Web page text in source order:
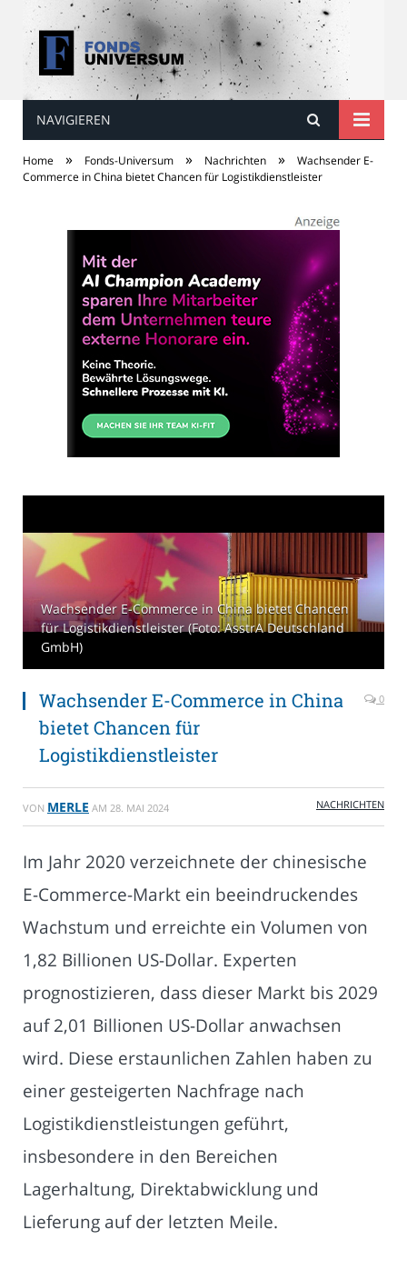
Fonds Universum
NAVIGIEREN
Home » Fonds-Universum » Nachrichten »
Wachsender E-
Commerce in China bietet Chancen für Logistikdienstleister
Wachsender E-Commerce in China bietet Chancen
für Logistikdienstleister (Foto: AsstrA Deutschland
GmbH)
Wachsender E-Commerce in China
bietet Chancen für
Logistikdienstleister
0
VON MERLE AM 28. MAI 2024 NACHRICHTEN
Im Jahr 2020 verzeichnete der chinesische
E-Commerce-Markt ein beeindruckendes
Wachstum und erreichte ein Volumen von
1,82 Billionen US-Dollar. Experten
prognostizieren, dass dieser Markt bis 2029
auf 2,01 Billionen US-Dollar anwachsen
wird. Diese erstaunlichen Zahlen haben zu
einer gesteigerten Nachfrage nach
Logistikdienstleistungen geführt,
insbesondere in den Bereichen
Lagerhaltung, Direktabwicklung und
Lieferung auf der letzten Meile.